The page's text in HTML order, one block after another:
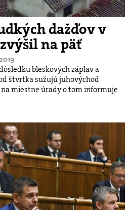
dažďov v
na päť
bleskových záplav a
štvrtka sužujú juhovýchod
na miestne úrady o tom informuje